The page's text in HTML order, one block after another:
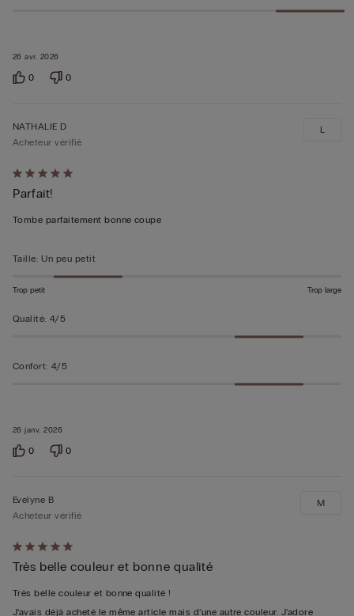
26 avr. 2026
0 0
Évalué
5sur 5
26 janv. 2026
NATHALIE D
Acheteur vérifié
Parfait!
Tombe parfaitement bonne coupe
L
Taille: Un peu petit
Trop petit Trop large
Qualité: 4/5
Confort: 4/5
0 0
Évalué
5sur 5
Evelyne B
Acheteur vérifié
Très belle couleur et bonne qualité
Très belle couleur et bonne qualité !
J’avais déjà acheté le même article mais d’une autre couleur. J’adore
M